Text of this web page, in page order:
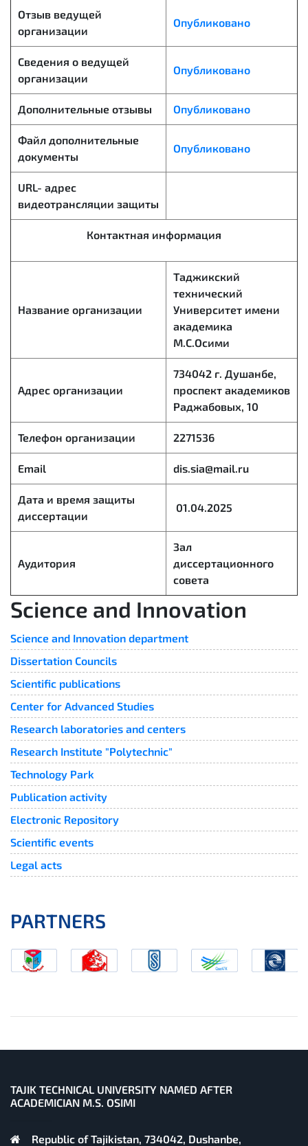
Отзыв ведущей
организации
Опубликовано
Сведения о ведущей
организации
Опубликовано
Дополнительные отзывы Опубликовано
Файл дополнительные
документы
Опубликовано
URL- адрес
видеотрансляции защиты
Контактная информация
Название организации
Таджикский
технический
Университет имени
академика
М.С.Осими
Адрес организации
734042 г. Душанбе,
проспект академиков
Раджабовых, 10
Телефон организации 2271536
Email dis.sia@mail.ru
Дата и время защиты
диссертации
01.04.2025
Аудитория
Зал
диссертационного
совета
Science and Innovation
Science and Innovation department
Dissertation Councils
Scientific publications
Center for Advanced Studies
Research laboratories and centers
Research Institute "Polytechnic"
Technology Park
Publication activity
Electronic Repository
Scientific events
Legal acts
PARTNERS
TAJIK TECHNICAL UNIVERSITY NAMED AFTER
ACADEMICIAN M.S. OSIMI
Republic of Tajikistan, 734042, Dushanbe,